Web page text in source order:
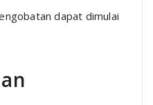
dapat dimulai